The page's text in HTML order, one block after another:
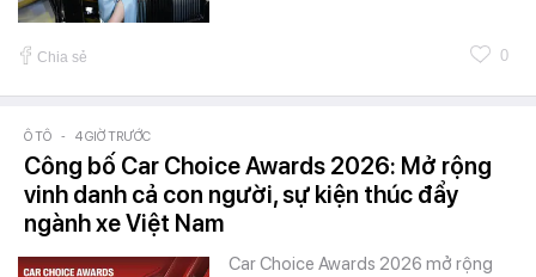
Chia sẻ 0
Ô TÔ - 4 GIỜ TRƯỚC
Công bố Car Choice Awards 2026: Mở rộng
vinh danh cả con người, sự kiện thúc đẩy
ngành xe Việt Nam
Car Choice Awards 2026 mở rộng